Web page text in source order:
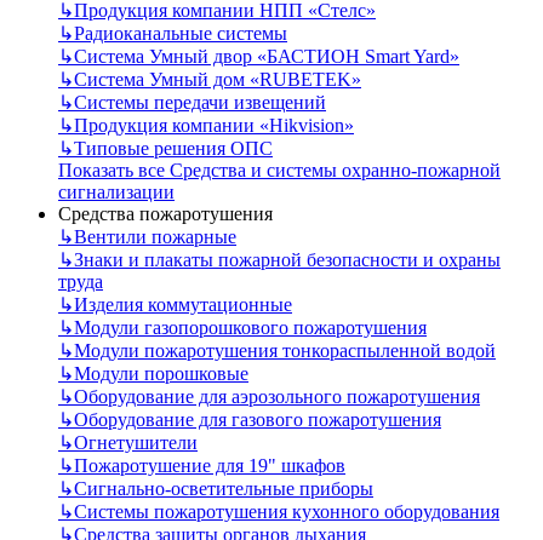
↳Продукция компании НПП «Стелс»
↳Радиоканальные системы
↳Система Умный двор «БАСТИОН Smart Yard»
↳Система Умный дом «RUBETEK»
↳Системы передачи извещений
↳Продукция компании «Hikvision»
↳Типовые решения ОПС
Показать все Средства и системы охранно-пожарной
сигнализации
Средства пожаротушения
↳Вентили пожарные
↳Знаки и плакаты пожарной безопасности и охраны
труда
↳Изделия коммутационные
↳Модули газопорошкового пожаротушения
↳Модули пожаротушения тонкораспыленной водой
↳Модули порошковые
↳Оборудование для аэрозольного пожаротушения
↳Оборудование для газового пожаротушения
↳Огнетушители
↳Пожаротушение для 19" шкафов
↳Сигнально-осветительные приборы
↳Системы пожаротушения кухонного оборудования
↳Средства защиты органов дыхания